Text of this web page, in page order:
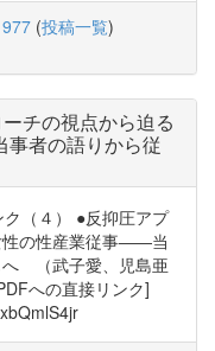
(投稿一覧)
チの視点から迫る
事者の語りから従
ク（４） ●反抑圧アプ
性の性産業従事――当
へ （武子愛、児島亜
への直接リンク]